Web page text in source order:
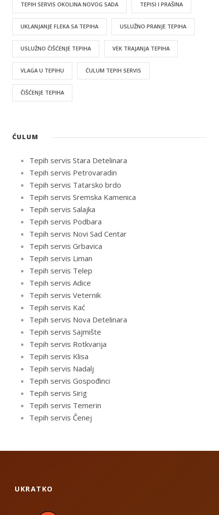
TEPIH SERVIS OKOLINA NOVOG SADA TEPISI I PRAŠINA
UKLANJANJE FLEKA SA TEPIHA USLUŽNO PRANJE TEPIHA
USLUŽNO ČIŠĆENJE TEPIHA VEK TRAJANJA TEPIHA
VLAGA U TEPIHU ĆULUM TEPIH SERVIS
ČIŠĆENJE TEPIHA
ĆULUM
Tepih servis Stara Detelinara
Tepih servis Petrovaradin
Tepih servis Tatarsko brdo
Tepih servis Sremska Kamenica
Tepih servis Salajka
Tepih servis Podbara
Tepih servis Novi Sad Centar
Tepih servis Grbavica
Tepih servis Liman
Tepih servis Telep
Tepih servis Adice
Tepih servis Veternik
Tepih servis Kać
Tepih servis Nova Detelinara
Tepih servis Sajmište
Tepih servis Rotkvarija
Tepih servis Klisa
Tepih servis Nadalj
Tepih servis Gospođinci
Tepih servis Sirig
Tepih servis Temerin
Tepih servis Čenej
UKRATKO